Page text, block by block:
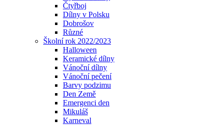
Čtyřboj
Dílny v Polsku
Dobrošov
Různé
Školní rok 2022/2023
Halloween
Keramické dílny
Vánoční dílny
Vánoční pečení
Barvy podzimu
Den Země
Emergenci den
Mikuláš
Karneval